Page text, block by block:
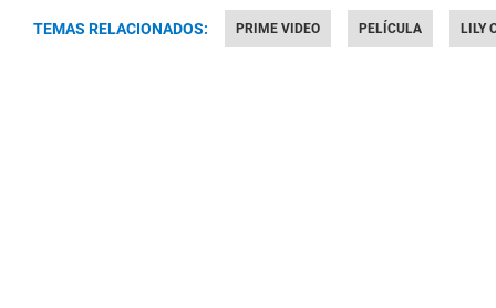
TEMAS RELACIONADOS: PRIME VIDEO PELÍCULA LILY